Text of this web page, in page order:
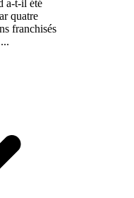
a-t-il été
quatre
franchisés